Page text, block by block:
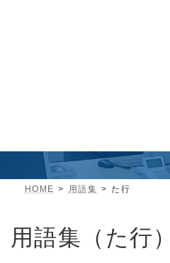
HOME 用語集 た行
用語集（た行）